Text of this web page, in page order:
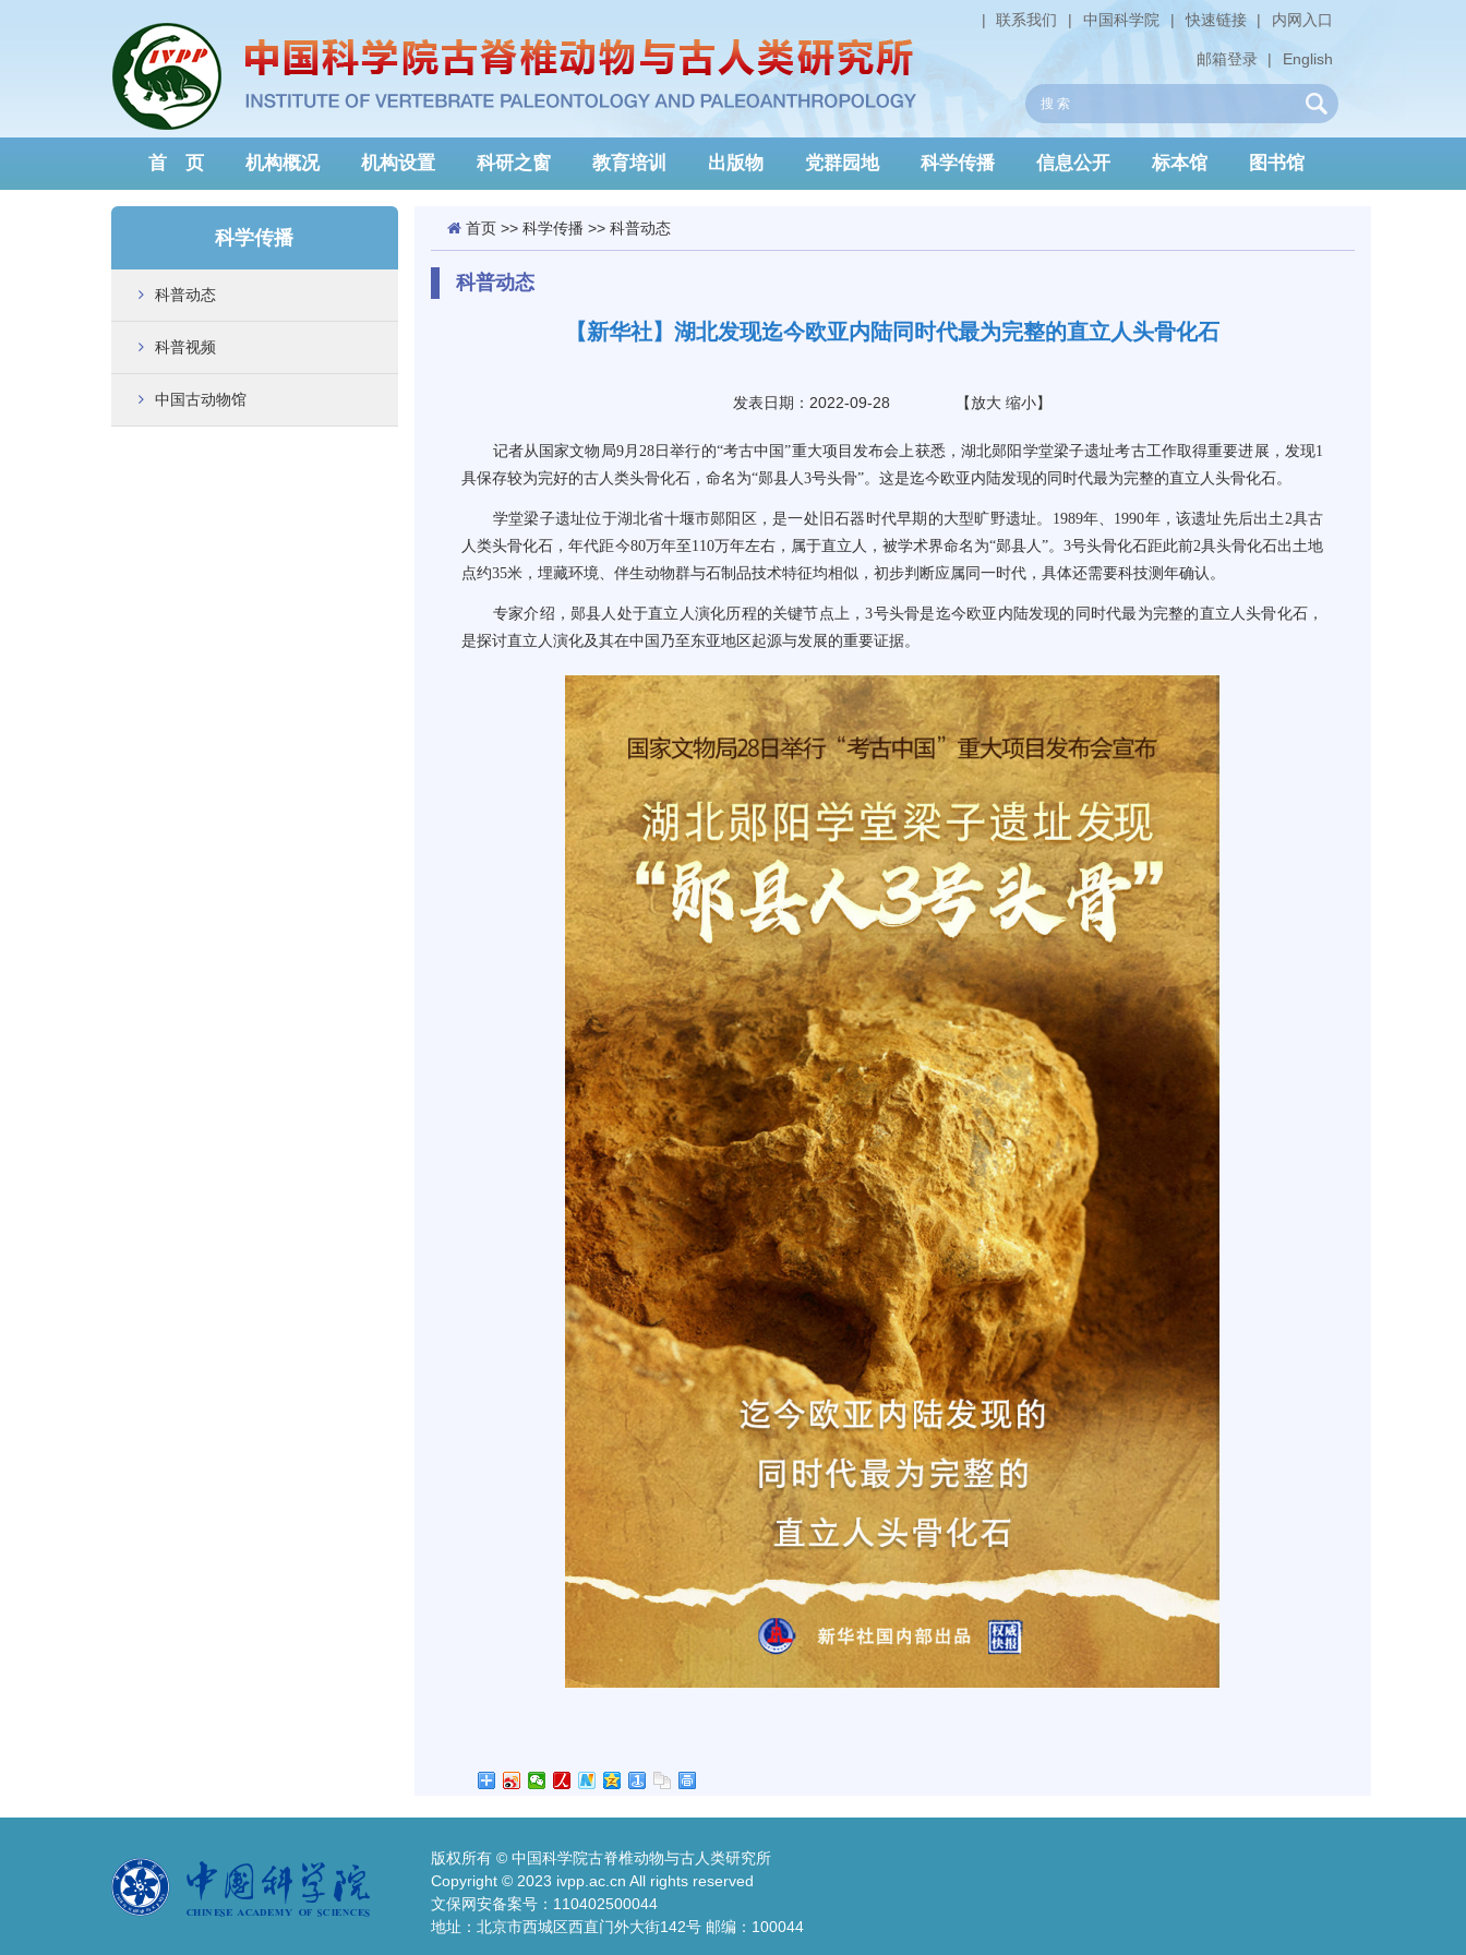
内网入口
|
快速链接
|
中国科学院
|
联系我们
|
English
|
邮箱登录
首 页 机构概况 机构设置 科研之窗 教育培训 出版物 党群园地 科学传播 信息公开 标本馆 图书馆
科学传播
科普动态
科普视频
中国古动物馆
首页>> 科学传播 >> 科普动态
科普动态
【新华社】湖北发现迄今欧亚内陆同时代最为完整的直立人头骨化石
发表日期：2022-09-28 【放大 缩小】
记者从国家文物局9月28 日举行的“考古中国”重大项目发布会上获悉，湖北郧阳学堂梁子遗址考古工作取得重要进展，发现1
具保存较为完好的古人类头骨化石，命名为“郧县人3号头骨”。这是迄今欧亚内陆发现的同时代最为完整的直立人头骨化石。
学堂梁子遗址位于湖北省十堰市郧阳区，是一处旧石器时代早期的大型旷野遗址。 1989年、 1990年，该遗址先后出土2具古
人类头骨化石，年代距今80万年至 110万年左右，属于直立人，被学术界命名为“郧县人”。 3号头骨化石距此前2具头骨化石出土地
点约35米，埋藏环境、伴生动物群与石制品技术特征均相似，初步判断应属同一时代，具体还需要科技测年确认。
专家介绍，郧县人处于直立人演化历程的关键节点上，3号头骨是迄今欧亚内陆发现的同时代最为完整的直立人头骨化石，
是探讨直立人演化及其在中国乃至东亚地区起源与发展的重要证据。
版权所有 © 中国科学院古脊椎动物与古人类研究所
Copyright © 2023 ivpp.ac.cn All rights reserved
文保网安备案号：110402500044
地址：北京市西城区西直门外大街142号 邮编：100044